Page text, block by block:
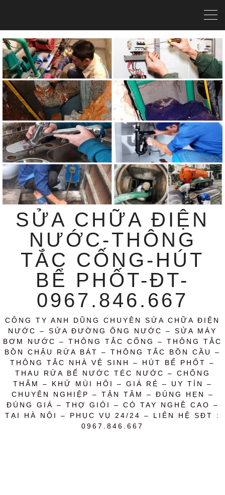
SỬA CHỮA ĐIỆN
NƯỚC-THÔNG
TẮC CỐNG-HÚT
BỂ PHỐT-ĐT-
0967.846.667
CÔNG TY ANH DŨNG CHUYÊN SỬA CHỮA ĐIỆN
NƯỚC – SỬA ĐƯỜNG ỐNG NƯỚC – SỬA MÁY
BƠM NƯỚC – THÔNG TẮC CỐNG – THÔNG TẮC
BỒN CHẬU RỬA BÁT – THÔNG TẮC BỒN CẦU –
THÔNG TẮC NHÀ VỆ SINH – HÚT BỂ PHỐT –
THAU RỬA BỂ NƯỚC TÉC NƯỚC – CHỐNG
THẤM – KHỬ MÙI HÔI – GIÁ RẺ – UY TÍN –
CHUYÊN NGHIỆP – TẬN TÂM – ĐÚNG HẸN –
ĐÚNG GIÁ – THỢ GIỎI – CÓ TAY NGHỀ CAO –
TẠI HÀ NỘI – PHỤC VỤ 24/24 – LIÊN HỆ SĐT :
0967.846.667